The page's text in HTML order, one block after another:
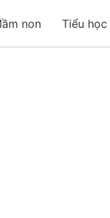
non Tiểu học